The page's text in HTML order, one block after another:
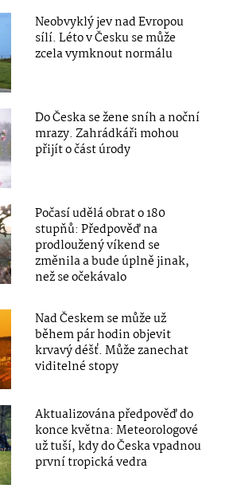
Neobvyklý jev nad Evropou
sílí. Léto v Česku se může
zcela vymknout normálu
Do Česka se žene sníh a noční
mrazy. Zahrádkáři mohou
přijít o část úrody
Počasí udělá obrat o 180
stupňů: Předpověď na
prodloužený víkend se
změnila a bude úplně jinak,
než se očekávalo
Nad Českem se může už
během pár hodin objevit
krvavý déšť. Může zanechat
viditelné stopy
Aktualizována předpověď do
konce května: Meteorologové
už tuší, kdy do Česka vpadnou
první tropická vedra